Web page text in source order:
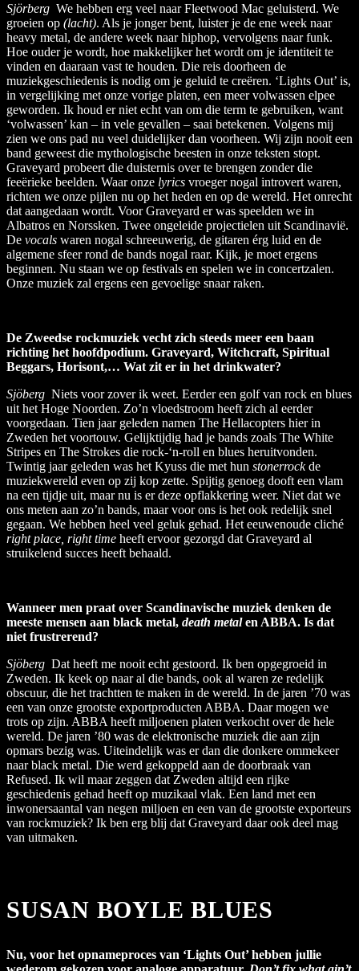
Sjörberg We hebben erg veel naar Fleetwood Mac geluisterd. We
groeien op (lacht). Als je jonger bent, luister je de ene week naar
heavy metal, de andere week naar hiphop, vervolgens naar funk.
Hoe ouder je wordt, hoe makkelijker het wordt om je identiteit te
vinden en daaraan vast te houden. Die reis doorheen de
muziekgeschiedenis is nodig om je geluid te creëren. ‘Lights Out’ is,
in vergelijking met onze vorige platen, een meer volwassen elpee
geworden. Ik houd er niet echt van om die term te gebruiken, want
‘volwassen’ kan – in vele gevallen – saai betekenen. Volgens mij
zien we ons pad nu veel duidelijker dan voorheen. Wij zijn nooit een
band geweest die mythologische beesten in onze teksten stopt.
Graveyard probeert die duisternis over te brengen zonder die
feeërieke beelden. Waar onze lyrics vroeger nogal introvert waren,
richten we onze pijlen nu op het heden en op de wereld. Het onrecht
dat aangedaan wordt. Voor Graveyard er was speelden we in
Albatros en Norssken. Twee ongeleide projectielen uit Scandinavië.
De vocals waren nogal schreeuwerig, de gitaren érg luid en de
algemene sfeer rond de bands nogal raar. Kijk, je moet ergens
beginnen. Nu staan we op festivals en spelen we in concertzalen.
Onze muziek zal ergens een gevoelige snaar raken.
De Zweedse rockmuziek vecht zich steeds meer een baan
richting het hoofdpodium. Graveyard, Witchcraft, Spiritual
Beggars, Horisont,… Wat zit er in het drinkwater?
Sjöberg Niets voor zover ik weet. Eerder een golf van rock en blues
uit het Hoge Noorden. Zo’n vloedstroom heeft zich al eerder
voorgedaan. Tien jaar geleden namen The Hellacopters hier in
Zweden het voortouw. Gelijktijdig had je bands zoals The White
Stripes en The Strokes die rock-‘n-roll en blues heruitvonden.
Twintig jaar geleden was het Kyuss die met hun stonerrockde
muziekwereld even op zij kop zette. Spijtig genoeg dooft een vlam
na een tijdje uit, maar nu is er deze opflakkering weer. Niet dat we
ons meten aan zo’n bands, maar voor ons is het ook redelijk snel
gegaan. We hebben heel veel geluk gehad. Het eeuwenoude cliché
right place, right time heeft ervoor gezorgd dat Graveyard al
struikelend succes heeft behaald.
Wanneer men praat over Scandinavische muziek denken de
meeste mensen aan black metal, death metalen ABBA. Is dat
niet frustrerend?
Sjöberg Dat heeft me nooit echt gestoord. Ik ben opgegroeid in
Zweden. Ik keek op naar al die bands, ook al waren ze redelijk
obscuur, die het trachtten te maken in de wereld. In de jaren ’70 was
een van onze grootste exportproducten ABBA. Daar mogen we
trots op zijn. ABBA heeft miljoenen platen verkocht over de hele
wereld. De jaren ’80 was de elektronische muziek die aan zijn
opmars bezig was. Uiteindelijk was er dan die donkere ommekeer
naar black metal. Die werd gekoppeld aan de doorbraak van
Refused. Ik wil maar zeggen dat Zweden altijd een rijke
geschiedenis gehad heeft op muzikaal vlak. Een land met een
inwonersaantal van negen miljoen en een van de grootste exporteurs
van rockmuziek? Ik ben erg blij dat Graveyard daar ook deel mag
van uitmaken.
SUSAN BOYLE BLUES
Nu, voor het opnameproces van ‘Lights Out’ hebben jullie